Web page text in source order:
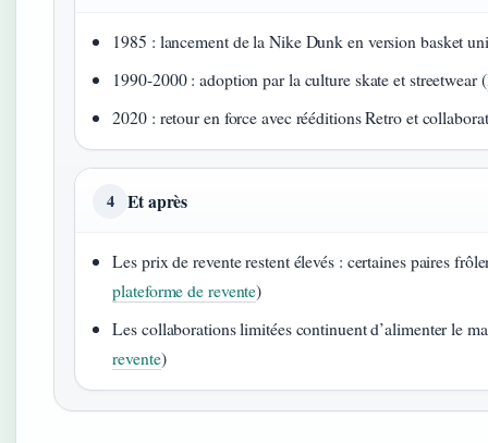
1985 : lancement de la Nike Dunk en version basket
1990-2000 : adoption par la culture skate et streetwear (
2020 : retour en force avec rééditions Retro et
4 Et après
Les prix de revente restent élevés : certaines paires
plateforme de revente)
Les collaborations limitées continuent d’alimenter le
revente)